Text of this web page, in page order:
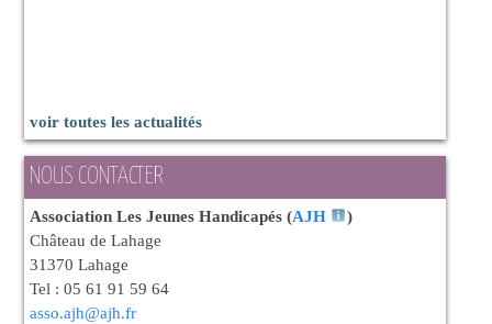
voir toutes les actualités
NOUS CONTACTER
Association Les Jeunes Handicapés (AJH
)
Château de Lahage
31370 Lahage
Tel : 05 61 91 59 64
asso.ajh@ajh.fr